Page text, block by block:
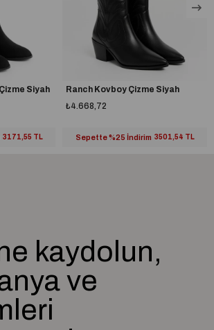
ile günlük kullanıma uygundur.
numaranızı almanız önerilir.
numaraya sahipseniz bir numara büyük
Siyah
3171,55 TL
Ranch Kovboy Çizme Siyah
₺4.668,72
Sepette %25 İndirim 3501,54 TL
kaydolun,
ve